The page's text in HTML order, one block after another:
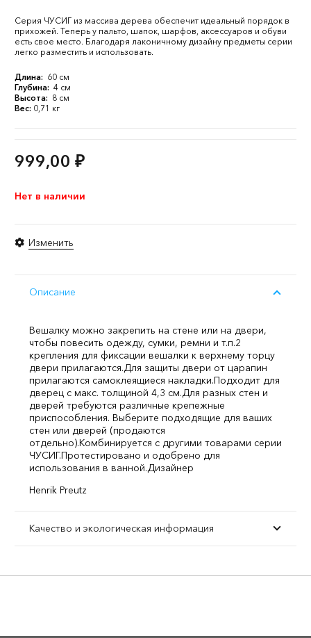
Серия ЧУСИГ из массива дерева обеспечит идеальный порядок в
прихожей. Теперь у пальто, шапок, шарфов, аксессуаров и обуви
есть свое место. Благодаря лаконичному дизайну предметы серии
легко разместить и использовать.
Длина: 60 см
Глубина: 4 см
Высота: 8 см
Вес: 0,71 кг
999,00 ₽
Нет в наличии
Изменить
Описание
Вешалку можно закрепить на стене или на двери,
чтобы повесить одежду, сумки, ремни и т.п.2
крепления для фиксации вешалки к верхнему торцу
двери прилагаются.Для защиты двери от царапин
прилагаются самоклеящиеся накладки.Подходит для
дверец с макс. толщиной 4,3 см.Для разных стен и
дверей требуются различные крепежные
приспособления. Выберите подходящие для ваших
стен или дверей (продаются
отдельно).Комбинируется с другими товарами серии
ЧУСИГ.Протестировано и одобрено для
использования в ванной.Дизайнер
Henrik Preutz
Качество и экологическая информация